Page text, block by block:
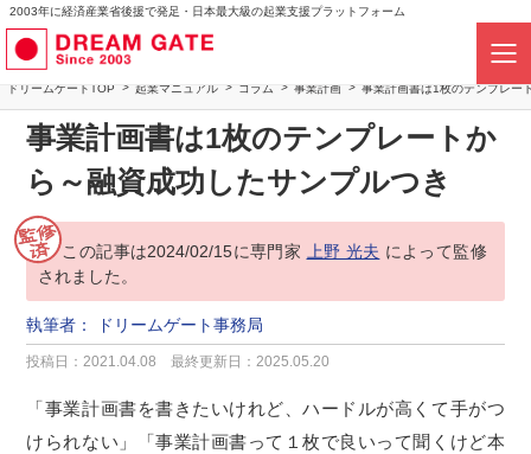
2003年に経済産業省後援で発足・日本最大級の起業支援プラットフォーム
ドリームゲートTOP 起業マニュアル コラム 事業計画 事業計画書は1枚のテンプレー
事業計画書は1枚のテンプレートか
ら～融資成功したサンプルつき
この記事は2024/02/15に専門家 上野 光夫 によって監修
されました。
執筆者： ドリームゲート事務局
投稿日：2021.04.08 最終更新日：2025.05.20
「事業計画書を書きたいけれど、ハードルが高くて手がつ
けられない」「事業計画書って１枚で良いって聞くけど本